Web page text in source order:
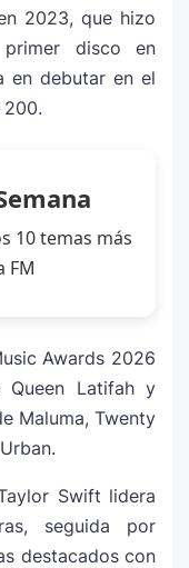
2023, que hizo
disco en
en debutar en el
10 temas más
FM
Awards 2026
Queen Latifahy
Maluma,Twenty
.
Swift lidera
seguida por
destacados con